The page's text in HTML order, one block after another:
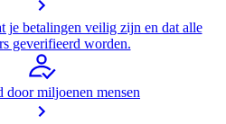
je betalingen veilig zijn en dat alle
geverifieerd worden.
door miljoenen mensen